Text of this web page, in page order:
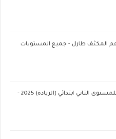
المكثف طارل - جميع المستويات
كراسة الرياضيات للمستوى الثاني ابتدائي (الريادة) 2025 -